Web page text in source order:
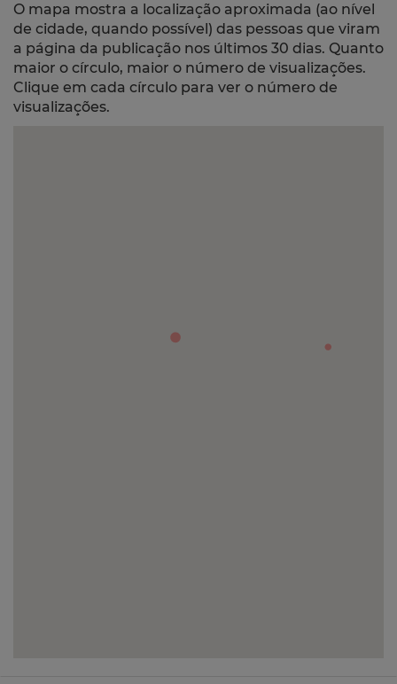
O mapa mostra a localização aproximada (ao nível
de cidade, quando possível) das pessoas que viram
a página da publicação nos últimos 30 dias. Quanto
maior o círculo, maior o número de visualizações.
Clique em cada círculo para ver o número de
visualizações.